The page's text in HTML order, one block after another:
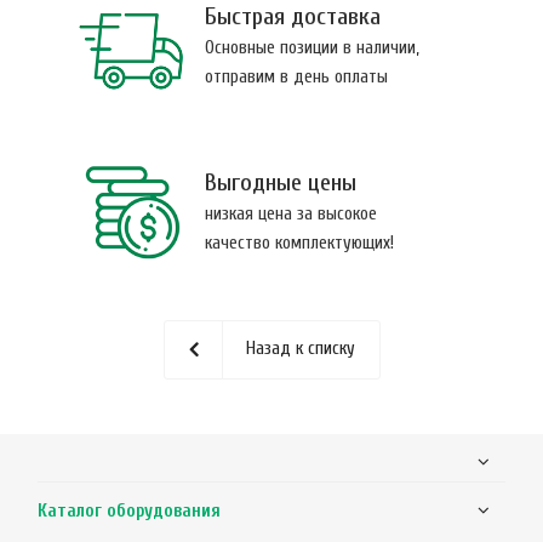
Быстрая доставка
Основные позиции в наличии,
отправим в день оплаты
Выгодные цены
низкая цена за высокое
качество комплектующих!
Назад к списку
Каталог оборудования